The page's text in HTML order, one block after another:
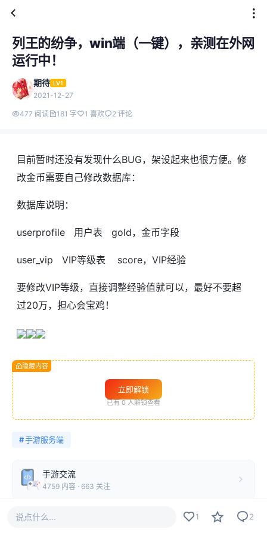
列王的纷争，win端（一键），亲测在外网
运行中！
期待 LV1
2021-12-27
477 阅读 181 字 1 喜欢 2 评论
目前暂时还没有发现什么BUG，架设起来也很方便。修
改金币需要自己修改数据库：
数据库说明：
userprofile 用户表 gold，金币字段
user_vip VIP等级表 score，VIP经验
要修改VIP等级，直接调整经验值就可以，最好不要超
过20万，担心会宝鸡！
隐藏内容
立即解锁
已有 0 人解锁查看
#手游服务端
手游交流
4759 内容 · 663 关注
说点什么... 1 2